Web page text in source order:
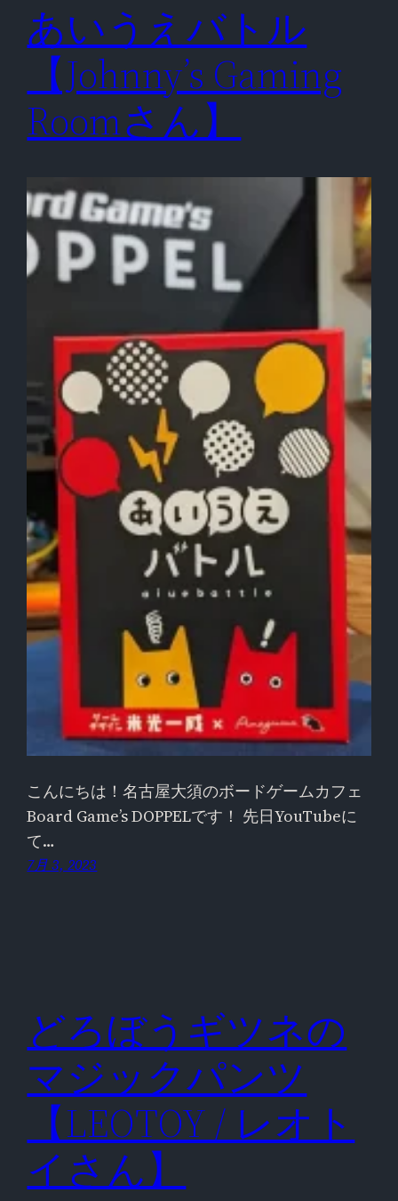
あいうえバトル
【Johnny’s Gaming
Roomさん】
こんにちは！名古屋大須のボードゲームカフェ
Board Game’s DOPPELです！ 先日YouTubeに
て…
7月 3, 2023
どろぼうギツネの
マジックパンツ
【LEOTOY / レオト
イさん】